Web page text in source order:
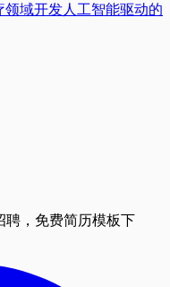
域开发人工智能驱动的
聘，免费简历模板下